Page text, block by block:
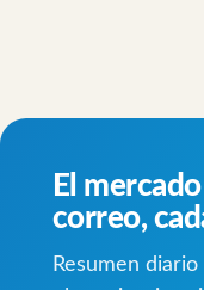
El
correo,
Resumen